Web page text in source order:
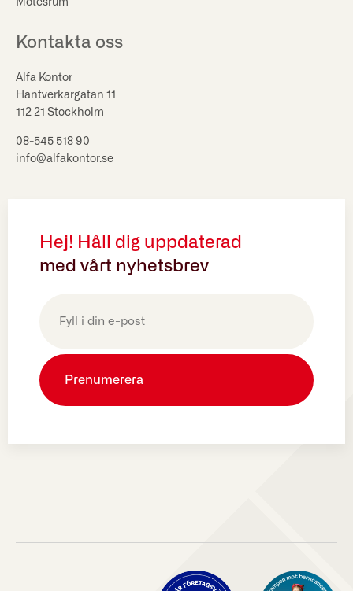
Mötesrum
Kontakta oss
Alfa Kontor
Hantverkargatan 11
112 21 Stockholm
08-545 518 90
info@alfakontor.se
Hej! Håll dig uppdaterad
med vårt nyhetsbrev
(Obligatoriskt)